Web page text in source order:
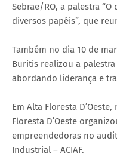
Sebrae/RO, a palestra
diversos papéis”, que
Também no dia 10 de
Buritis realizou a palestra
abordando liderança e
Em Alta Floresta
Floresta D’Oeste
empreendedoras no
Industrial – ACIAF.